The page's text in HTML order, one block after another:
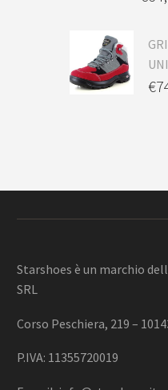
€
Starshoes è un marchio
SRL
Corso Peschiera, 219 –
P.IVA: 11355720019